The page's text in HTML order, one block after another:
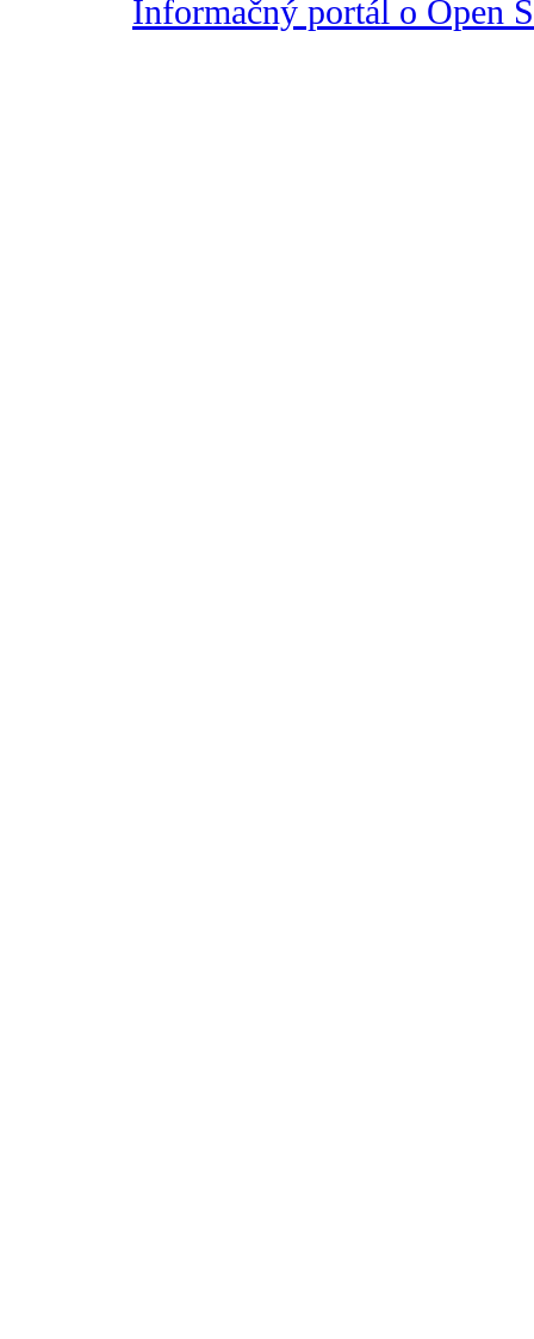
Informačný portál o Open